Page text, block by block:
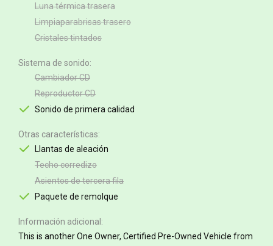
Luna térmica trasera
Limpiaparabrisas trasero
Cristales tintados
Sistema de sonido
Cambiador CD
Reproductor CD
Sonido de primera calidad
Otras características
Llantas de aleación
Techo corredizo
Asientos de tercera fila
Paquete de remolque
Información adicional
This is another One Owner, Certified Pre-Owned Vehicle from